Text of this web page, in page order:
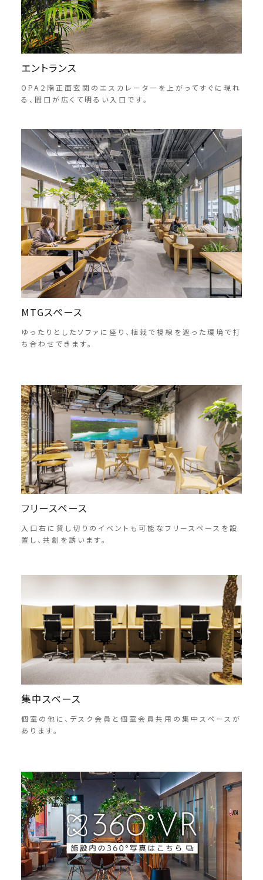
エントランス
OPA２階正面玄関のエスカレーターを上がってすぐに現れ
る、間口が広くて明るい入口です。
MTGスペース
ゆったりとしたソファに座り、植栽で視線を遮った環境で打
ち合わせできます。
フリースペース
入口右に貸し切りのイベントも可能なフリースペースを設
置し、共創を誘います。
集中スペース
個室の他に、デスク会員と個室会員共用の集中スペースが
あります。